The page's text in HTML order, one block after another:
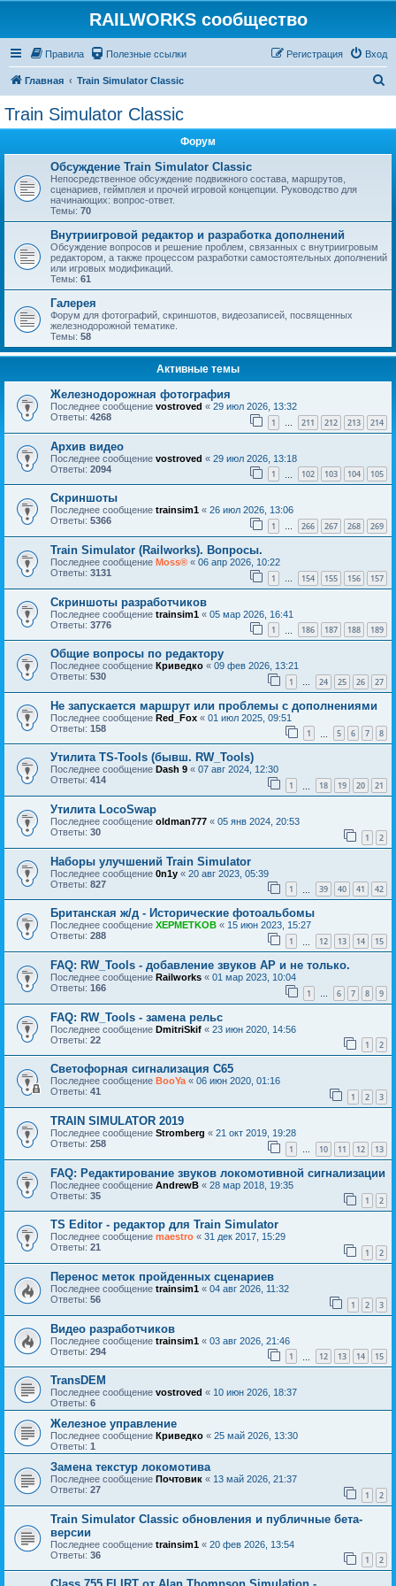
RAILWORKS сообщество
Правила Полезные ссылки Вход
Регистрация
Главная Train Simulator Classic
Train Simulator Classic
Форум
Обсуждение Train Simulator Classic
Непосредственное обсуждение подвижного состава, маршрутов,
сценариев, геймплея и прочей игровой концепции. Руководство для
начинающих: вопрос-ответ.
Темы: 70
Внутриигровой редактор и разработка дополнений
Обсуждение вопросов и решение проблем, связанных с внутриигровым
редактором, а также процессом разработки самостоятельных дополнений
или игровых модификаций.
Темы: 61
Галерея
Форум для фотографий, скриншотов, видеозаписей, посвященных
железнодорожной тематике.
Темы: 58
Активные темы
Железнодорожная фотография
Последнее сообщение vostroved « 29 июл 2026, 13:32
Ответы: 4268 1 … 211 212 213 214
Архив видео
Последнее сообщение vostroved « 29 июл 2026, 13:18
Ответы: 2094 1 102 103 104 105
Скриншоты
Последнее сообщение trainsim1 « 26 июл 2026, 13:06
Ответы: 5366 1 … 266 267 268 269
Train Simulator (Railworks). Вопросы.
Последнее сообщение Moss® « 06 апр 2026, 10:22
Ответы: 3131 1 … 154 155 156 157
Скриншоты разработчиков
Последнее сообщение trainsim1 « 05 мар 2026, 16:41
Ответы: 3776 1 186 187 188 189
Общие вопросы по редактору
Последнее сообщение Криведко « 09 фев 2026, 13:21
Ответы: 530 1 … 24 25 26 27
Не запускается маршрут или проблемы с дополнениями
Последнее сообщение Red_Fox « 01 июл 2025, 09:51
Ответы: 158 1 5 6 7 8
Утилита TS-Tools (бывш. RW_Tools)
Последнее сообщение Dash 9 « 07 авг 2024, 12:30
Ответы: 414 1 18 19 20 21
Утилита LocoSwap
Последнее сообщение oldman777 « 05 янв 2024, 20:53
Ответы: 30 1 2
Наборы улучшений Train Simulator
Последнее сообщение 0n1y « 20 авг 2023, 05:39
Ответы: 827 1 39 40 41 42
Британская ж/д - Исторические фотоальбомы
Последнее сообщение XEPMETKOB « 15 июн 2023, 15:27
Ответы: 288 1 12 13 14 15
FAQ: RW_Tools - добавление звуков AP и не только.
Последнее сообщение Railworks « 01 мар 2023, 10:04
Ответы: 166 1 … 6 7 8 9
FAQ: RW_Tools - замена рельс
Последнее сообщение DmitriSkif « 23 июн 2020, 14:56
Ответы: 22 1 2
Светофорная сигнализация С65
Последнее сообщение BooYa « 06 июн 2020, 01:16
Ответы: 41 1 2 3
TRAIN SIMULATOR 2019
Последнее сообщение Stromberg « 21 окт 2019, 19:28
Ответы: 258 1 … 10 11 12 13
FAQ: Редактирование звуков локомотивной сигнализации
Последнее сообщение AndrewB « 28 мар 2018, 19:35
Ответы: 35 1 2
TS Editor - редактор для Train Simulator
Последнее сообщение maestro « 31 дек 2017, 15:29
Ответы: 21 1 2
Перенос меток пройденных сценариев
Последнее сообщение trainsim1 « 04 авг 2026, 11:32
Ответы: 56 1 2 3
Видео разработчиков
Последнее сообщение trainsim1 « 03 авг 2026, 21:46
Ответы: 294 1 12 13 14 15
TransDEM
Последнее сообщение vostroved « 10 июн 2026, 18:37
Ответы: 6
Железное управление
Последнее сообщение Криведко « 25 май 2026, 13:30
Ответы: 1
Замена текстур локомотива
Последнее сообщение Почтовик « 13 май 2026, 21:37
Ответы: 27 1 2
Train Simulator Classic обновления и публичные бета-
версии
Последнее сообщение trainsim1 « 20 фев 2026, 13:54
Ответы: 36 1 2